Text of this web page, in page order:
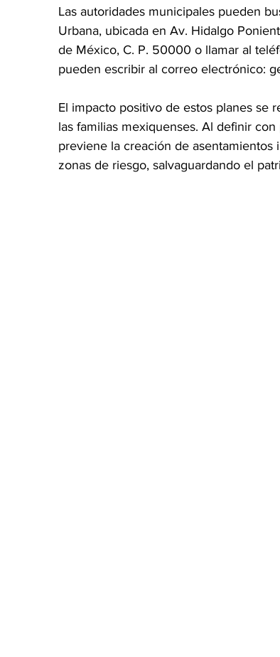
Las autoridades municipales pueden
Urbana, ubicada en Av. Hidalgo
de México, C. P. 50000 o llamar al
pueden escribir al correo electrónico:
El impacto positivo de estos planes se
las familias mexiquenses. Al definir
previene la creación de
zonas de riesgo, salvaguardando el